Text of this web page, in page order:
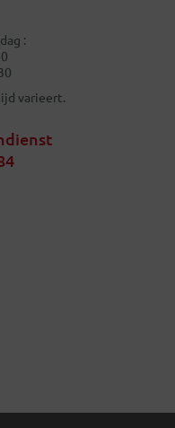
:
varieert.